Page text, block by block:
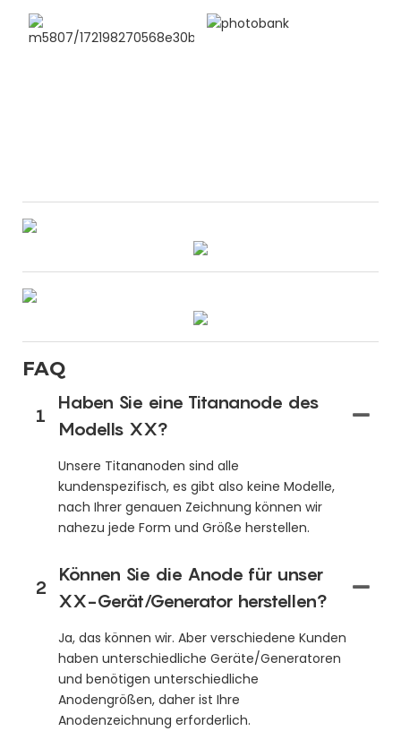
FAQ
1
Haben Sie eine Titananode des
Modells XX?
Unsere Titananoden sind alle
kundenspezifisch, es gibt also keine Modelle,
nach Ihrer genauen Zeichnung können wir
nahezu jede Form und Größe herstellen.
2
Können Sie die Anode für unser
XX-Gerät/Generator herstellen?
Ja, das können wir. Aber verschiedene Kunden
haben unterschiedliche Geräte/Generatoren
und benötigen unterschiedliche
Anodengrößen, daher ist Ihre
Anodenzeichnung erforderlich.